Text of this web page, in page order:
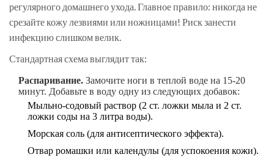
регулярного домашнего ухода. Главное правило: никогда не
срезайте кожу лезвиями или ножницами! Риск занести
инфекцию слишком велик.
Стандартная схема выглядит так:
Распаривание. Замочите ноги в теплой воде на 15-20
минут. Добавьте в воду одну из следующих добавок:
Мыльно-содовый раствор (2 ст. ложки мыла и 2 ст.
ложки соды на 3 литра воды).
Морская соль (для антисептического эффекта).
Отвар ромашки или календулы (для успокоения кожи).